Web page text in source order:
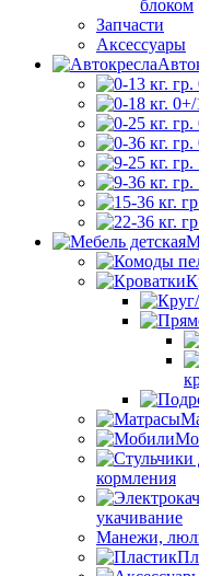
блоком
Запчасти
Аксессуары
кормления
укачивание
Манежи,